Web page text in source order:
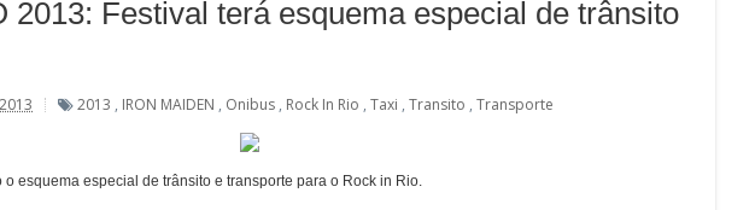
2013: Festival terá esquema especial de trânsito
2013 , IRON MAIDEN , Onibus , Rock In Rio , Taxi , Transito , Transporte
o esquema especial de trânsito e transporte para o Rock in Rio.